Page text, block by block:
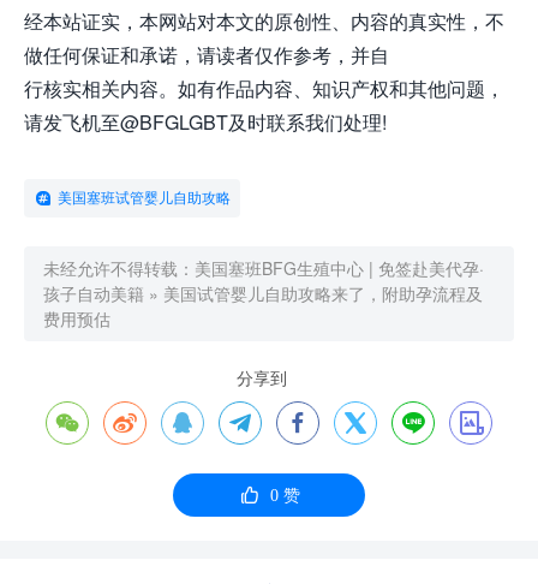
经本站证实，本网站对本文的原创性、内容的真实性，不
做任何保证和承诺，请读者仅作参考，并自
行核实相关内容。如有作品内容、知识产权和其他问题，
请发飞机至@BFGLGBT及时联系我们处理!
美国塞班试管婴儿自助攻略
未经允许不得转载： 美国塞班BFG生殖中心 | 免签赴美代孕·
孩子自动美籍 » 美国试管婴儿自助攻略来了，附助孕流程及
费用预估
分享到
       
 0赞